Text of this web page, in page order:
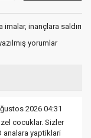
inançlara saldırı
yorumlar
2026 04:31
cocuklar. Sizler
analara yaptiklari